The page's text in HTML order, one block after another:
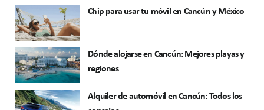
Chip para usar tu móvil en Cancún y México
Dónde alojarse en Cancún: Mejores playas y
regiones
Alquiler de automóvil en Cancún: Todos los